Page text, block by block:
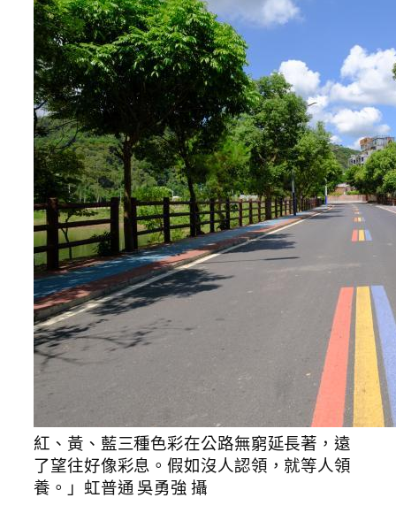
紅、黃、藍三種色彩在公路無窮延長著，遠
了望往好像彩息。假如沒人認領，就等人領
養。」虹普通 吳勇強 攝